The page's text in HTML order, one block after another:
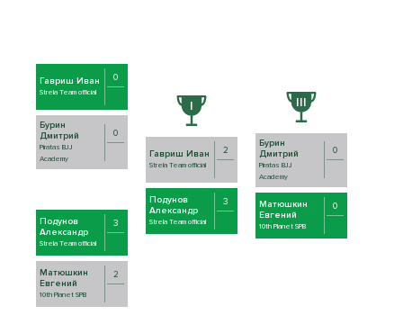
Гавриш Иван
Strela Team official
0
Бурин
Дмитрий
Piratas BJJ
Academy
0
Подунов
Александр
Strela Team official
3
Матюшкин
Евгений
10th Planet SPB
2
Гавриш Иван
Strela Team official
2
Подунов
Александр
Strela Team official
3
Бурин
Дмитрий
Piratas BJJ
Academy
0
Матюшкин
Евгений
10th Planet SPB
0